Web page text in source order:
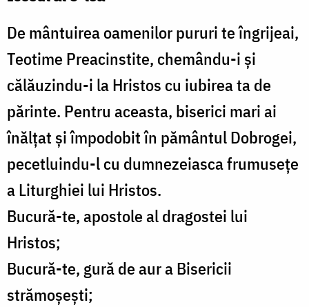
De mântuirea oamenilor pururi te îngrijeai,
Teotime Preacinstite, chemându-i și
călăuzindu-i la Hristos cu iubirea ta de
părinte. Pentru aceasta, biserici mari ai
înălțat și împodobit în pământul Dobrogei,
pecetluindu-l cu dumnezeiasca frumusețe
a Liturghiei lui Hristos.
Bucură-te, apostole al dragostei lui
Hristos;
Bucură-te, gură de aur a Bisericii
strămoșești;